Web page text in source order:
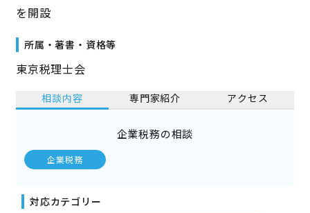
を開設
所属・著書・資格等
東京税理士会
相談内容 専門家紹介 アクセス
企業税務の相談
企業税務
対応カテゴリー